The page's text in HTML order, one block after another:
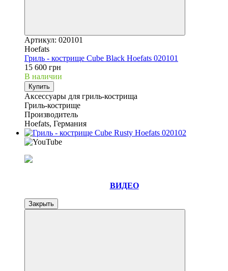
Артикул: 020101
Hoefats
Гриль - кострище Cube Black Hoefats 020101
15 600 грн
В наличии
Купить
Аксессуары для гриль-кострища
Гриль-кострище
Производитель
Hoefats, Германия
ВИДЕО
Закрыть